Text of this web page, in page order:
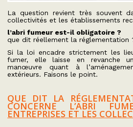
La question revient très souvent
collectivités et les établissements
l’abri fumeur est-il obligatoire ?
que dit réellement la réglementation
Si la loi encadre strictement les
fumer, elle laisse en revanche
manœuvre quant à
extérieurs. Faisons le point.
QUE DIT LA
CONCERNE L’ABRI
ENTREPRISES ET LES